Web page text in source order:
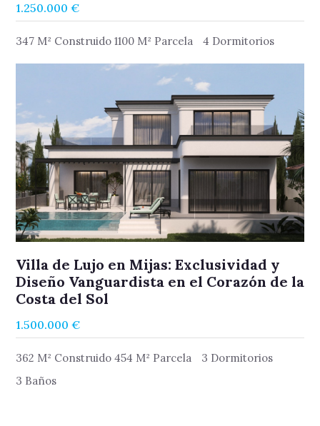
1.250.000 €
347 M² Construido 1100 M² Parcela 4 Dormitorios
Villa de Lujo en Mijas: Exclusividad y
Diseño Vanguardista en el Corazón de la
Costa del Sol
1.500.000 €
362 M² Construido 454 M² Parcela
3 Dormitorios
3 Baños